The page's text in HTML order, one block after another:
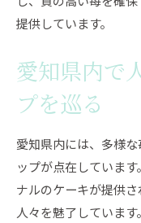
提供しています。
愛知県内で
プを巡る
愛知県内には、多様
ップが点在していま
ナルのケーキが提供
人々を魅了していま